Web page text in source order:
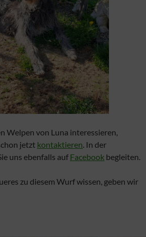
Welpen von Luna interessieren,
jetzt kontaktieren. In der
uns ebenfalls auf Facebook begleiten.
zu diesem Wurf wissen, geben wir